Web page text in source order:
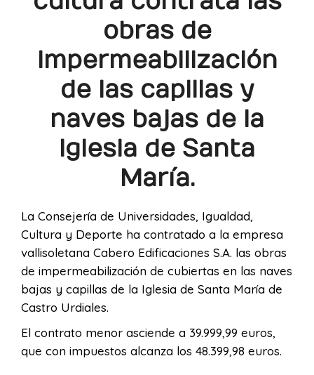
obras de
impermeabilización
de las capillas y
naves bajas de la
Iglesia de Santa
María.
La Consejería de Universidades, Igualdad,
Cultura y Deporte ha contratado a la empresa
vallisoletana Cabero Edificaciones S.A. las obras
de impermeabilización de cubiertas en las naves
bajas y capillas de la Iglesia de Santa María de
Castro Urdiales.
El contrato menor asciende a 39.999,99 euros,
que con impuestos alcanza los 48.399,98 euros.